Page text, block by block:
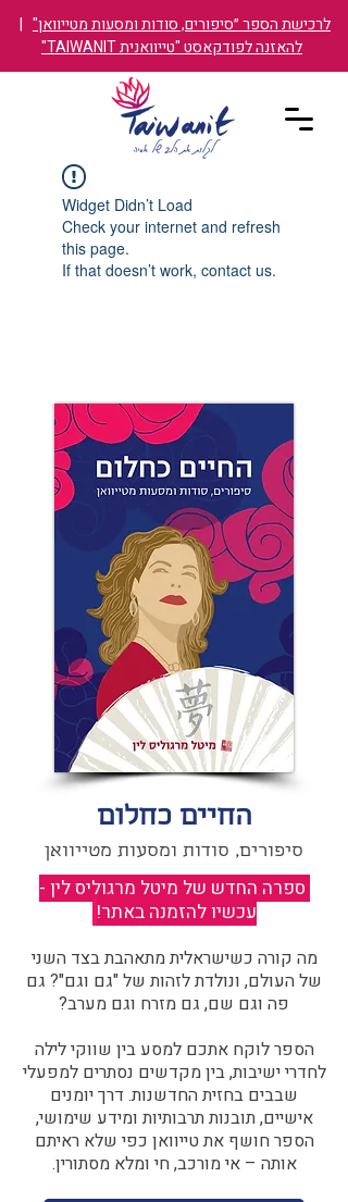
לרכישת הספר ״סיפורים, סודות ומסעות מטייוואן" |
להאזנה לפודקאסט "טייוואנית TAIWANIT"
Widget Didn’t Load
Check your internet and refresh
this page.
If that doesn’t work, contact us.
החיים כחלום
סיפורים, סודות ומסעות מטייוואן
ספרה החדש של מיטל מרגוליס לין -
עכשיו להזמנה באתר!
מה קורה כשישראלית מתאהבת בצד השני
של העולם, ונולדת לזהות של "גם וגם"? גם
פה וגם שם, גם מזרח וגם מערב?​​
הספר לוקח אתכם למסע בין שווקי לילה
לחדרי ישיבות, בין מקדשים נסתרים למפעלי
שבבים בחזית החדשנות. דרך יומנים
אישיים, תובנות תרבותיות ומידע שימושי,
הספר חושף את טייוואן כפי שלא ראיתם
אותה – אי מורכב, חי ומלא מסתורין.